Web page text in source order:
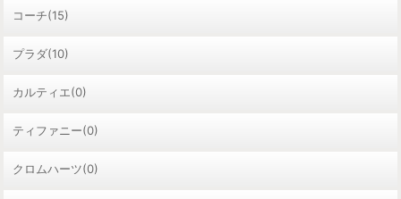
コーチ(15)
プラダ(10)
カルティエ(0)
ティファニー(0)
クロムハーツ(0)